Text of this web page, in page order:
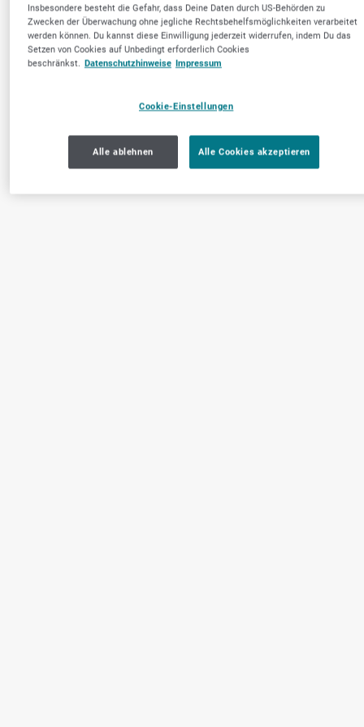
Insbesondere besteht die Gefahr, dass Deine Daten durch US-Behörden zu
Zwecken der Überwachung ohne jegliche Rechtsbehelfsmöglichkeiten verarbeitet
werden können. Du kannst diese Einwilligung jederzeit widerrufen, indem Du das
Setzen von Cookies auf Unbedingt erforderlich Cookies
beschränkst. Datenschutzhinweise Impressum
Cookie-Einstellungen
Alle ablehnen Alle Cookies akzeptieren